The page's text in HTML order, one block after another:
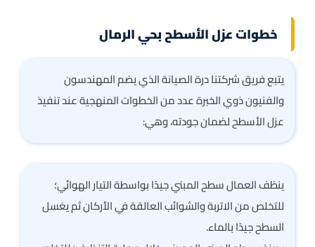
خطوات عزل الأسطح بحي الرمال
يتبع فريق شركتنا درة الصيانة الذي يضم المهندسون
والفنيون ذوي الخبرة عدد من الخطوات المنهجية عند تنفيذ
عزل الأسطح لضمان جودته، وهي:
ينظف العمال سطح المبني جيدًا بواسطة التيار الهوائي؛
للتخلص من الاتربة والشوائب العالقة في الأركان ثم يغسل
السطح جيدًا بالماء.